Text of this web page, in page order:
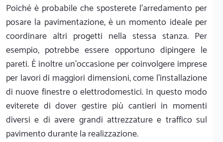
Poiché è probabile che sposterete l'arredamento per
posare la pavimentazione, è un momento ideale per
coordinare altri progetti nella stessa stanza. Per
esempio, potrebbe essere opportuno dipingere le
pareti. È inoltre un'occasione per coinvolgere imprese
per lavori di maggiori dimensioni, come l'installazione
di nuove finestre o elettrodomestici. In questo modo
eviterete di dover gestire più cantieri in momenti
diversi e di avere grandi attrezzature e traffico sul
pavimento durante la realizzazione.